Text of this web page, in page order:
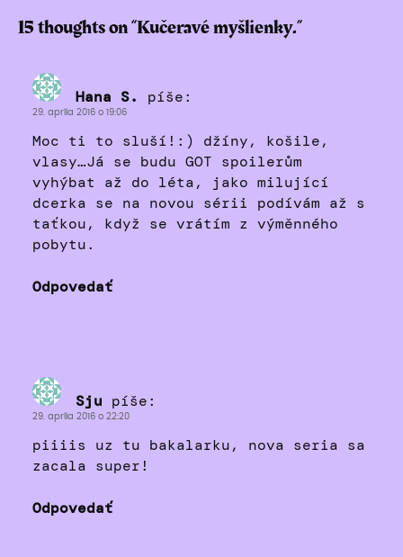
15 thoughts on “Kučeravé myšlienky.”
Hana S. píše:
29. apríla 2016 o 19:06
Moc ti to sluší!:) džíny, košile,
vlasy…Já se budu GOT spoilerům
vyhýbat až do léta, jako milující
dcerka se na novou sérii podívám až s
taťkou, když se vrátím z výměnného
pobytu.
Odpovedať
Sju píše:
29. apríla 2016 o 22:20
piiiis uz tu bakalarku, nova seria sa
zacala super!
Odpovedať